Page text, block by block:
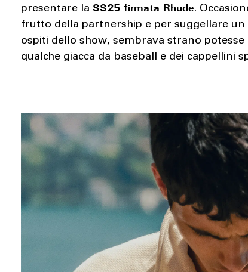
presentare laSS25 firmata Rhude.
frutto della partnership e per suggellare
ospiti dello show, sembrava strano potesse
qualche giacca da baseball e dei cappellini